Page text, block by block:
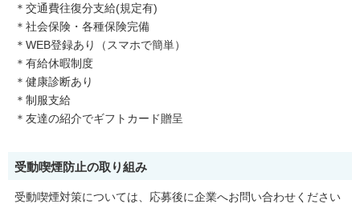
＊交通費往復分支給(規定有)
＊社会保険・各種保険完備
＊WEB登録あり（スマホで簡単）
＊有給休暇制度
＊健康診断あり
＊制服支給
＊友達の紹介でギフトカード贈呈
受動喫煙防止の取り組み
受動喫煙対策については、応募後に企業へお問い合わせください